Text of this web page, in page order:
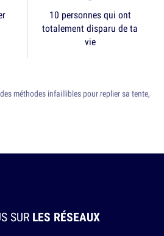
10 personnes qui ont
totalement disparu de ta
vie
méthodes infaillibles pour replier sa tente,
SUR LES RÉSEAUX